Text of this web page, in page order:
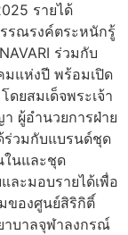
รายได้
รณรงค์ตระหนักรู้
ร่วมกับ
มแห่งปี พร้อมเปิด
ดยสมเด็จพระเจ้า
ผู้อำนวยการฝ่าย
ร่วมกับแบรนด์ชุด
ในและชุด
ละมอบรายได้เพื่อ
ของศูนย์สิริกิติ์
าบาลจุฬาลงกรณ์